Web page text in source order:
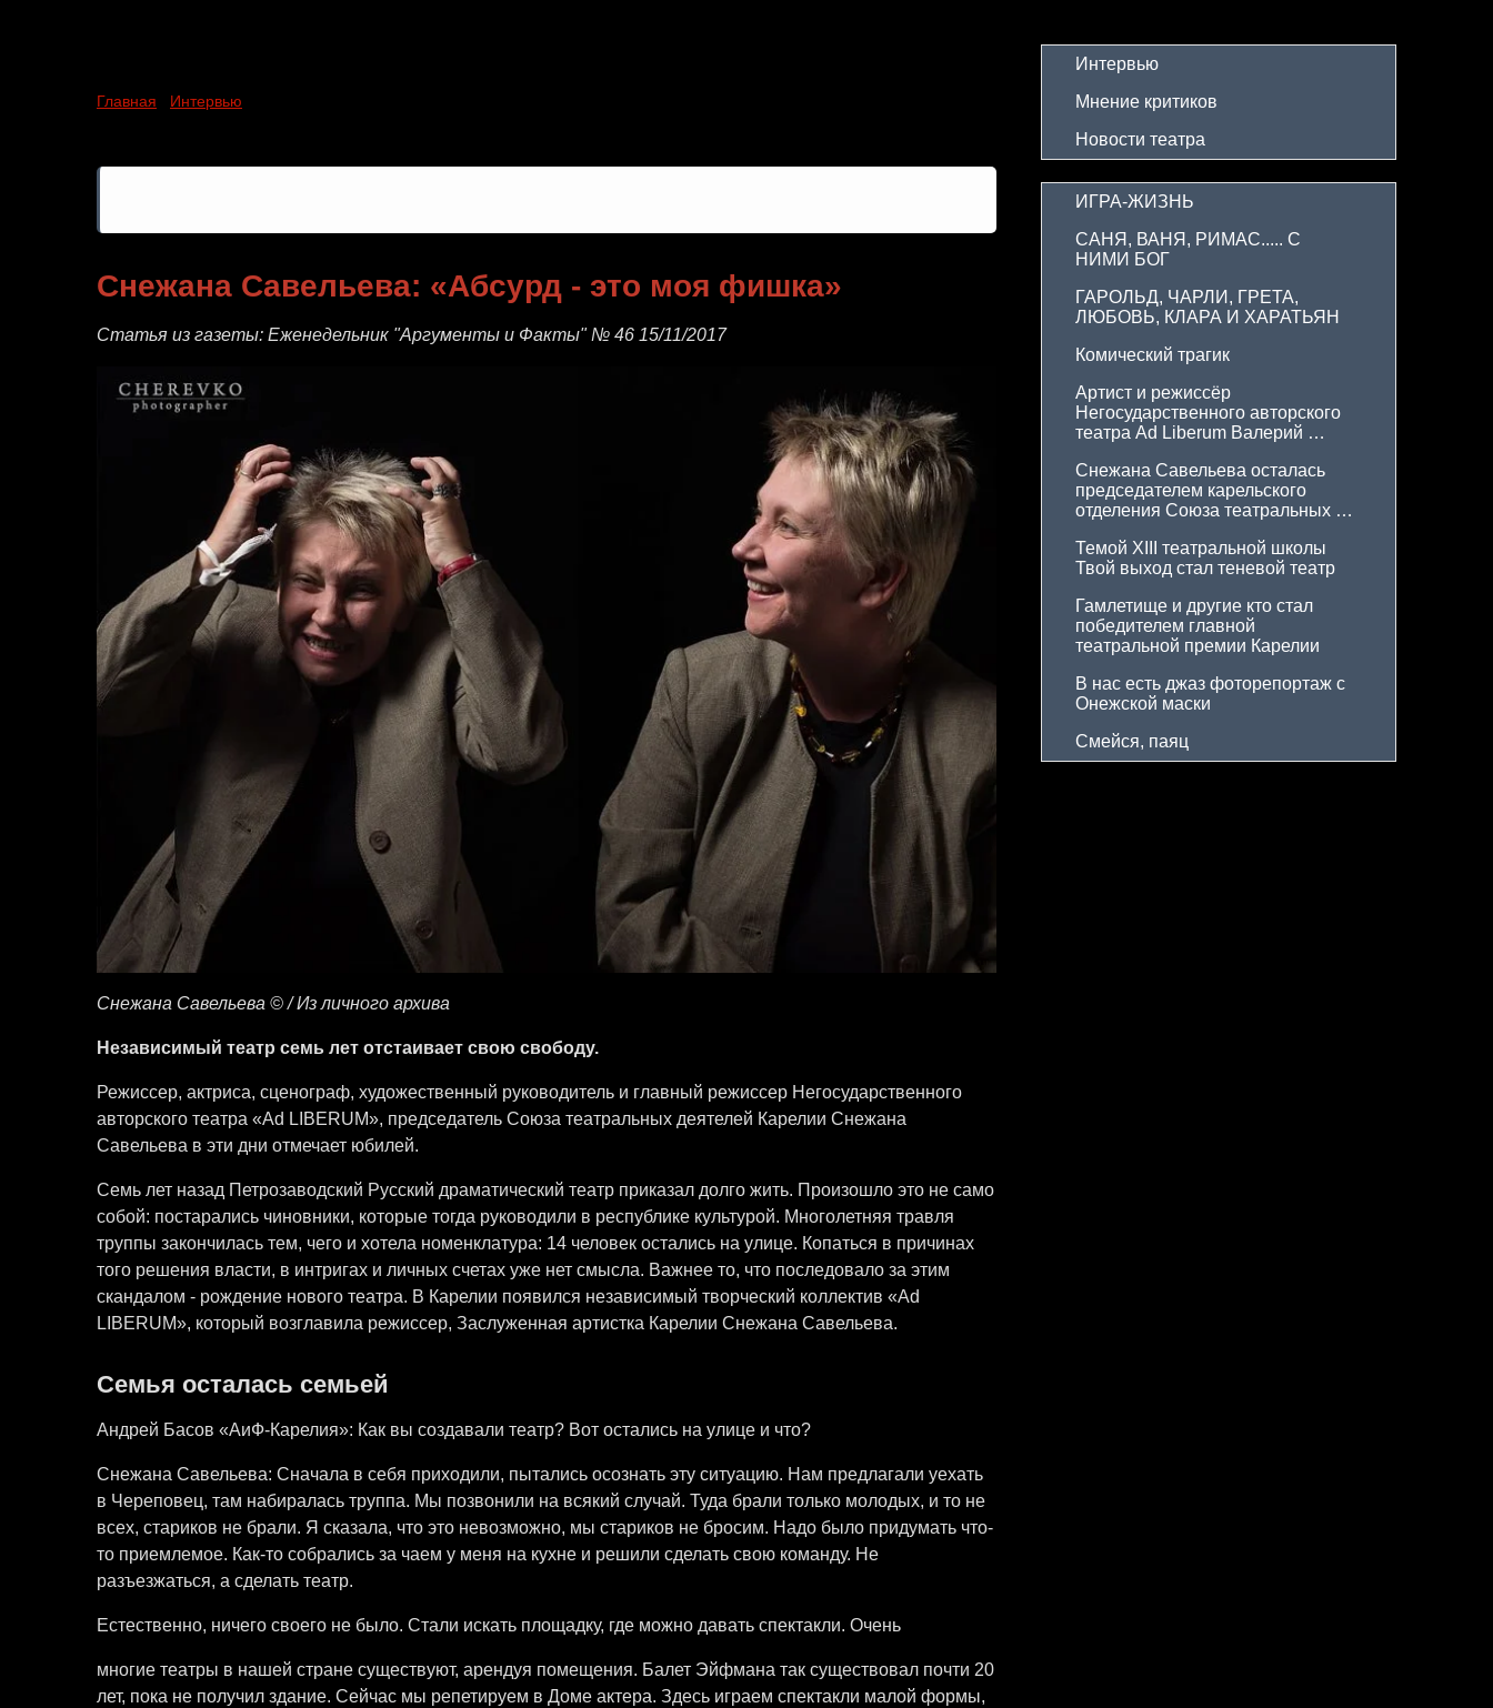
Главная Интервью
Снежана Савельева: «Абсурд - это моя фишка»
Статья из газеты: Еженедельник "Аргументы и Факты" № 46 15/11/2017
Снежана Савельева © / Из личного архива
Независимый театр семь лет отстаивает свою свободу.
Режиссер, актриса, сценограф, художественный руководитель и главный режиссер Негосударственного
авторского театра «Ad LIBERUM», председатель Союза театральных деятелей Карелии Снежана
Савельева в эти дни отмечает юбилей.
Семь лет назад Петрозаводский Русский драматический театр приказал долго жить. Произошло это не само
собой: постарались чиновники, которые тогда руководили в республике культурой. Многолетняя травля
труппы закончилась тем, чего и хотела номенклатура: 14 человек остались на улице. Копаться в причинах
того решения власти, в интригах и личных счетах уже нет смысла. Важнее то, что последовало за этим
скандалом - рождение нового театра. В Карелии появился независимый творческий коллектив «Ad
LIBERUM», который возглавила режиссер, Заслуженная артистка Карелии Снежана Савельева.
Семья осталась семьей
Андрей Басов «АиФ-Карелия»: Как вы создавали театр? Вот остались на улице и что?
Снежана Савельева: Сначала в себя приходили, пытались осознать эту ситуацию. Нам предлагали уехать
в Череповец, там набиралась труппа. Мы позвонили на всякий случай. Туда брали только молодых, и то не
всех, стариков не брали. Я сказала, что это невозможно, мы стариков не бросим. Надо было придумать что-
то приемлемое. Как-то собрались за чаем у меня на кухне и решили сделать свою команду. Не
разъезжаться, а сделать театр.
Естественно, ничего своего не было. Стали искать площадку, где можно давать спектакли. Очень
многие театры в нашей стране существуют, арендуя помещения. Балет Эйфмана так существовал почти 20
лет, пока не получил здание. Сейчас мы репетируем в Доме актера. Здесь играем спектакли малой формы,
Интервью
Мнение критиков
Новости театра
ИГРА-ЖИЗНЬ
САНЯ, ВАНЯ, РИМАС..... С
НИМИ БОГ
ГАРОЛЬД, ЧАРЛИ, ГРЕТА,
ЛЮБОВЬ, КЛАРА И ХАРАТЬЯН
Комический трагик
Артист и режиссёр
Негосударственного авторского
театра Ad Liberum Валерий
Снежана Савельева осталась
председателем карельского
отделения Союза театральных
Темой XIII театральной школы
Твой выход стал теневой театр
Гамлетище и другие кто стал
победителем главной
театральной премии Карелии
В нас есть джаз фоторепортаж с
Онежской маски
Смейся, паяц